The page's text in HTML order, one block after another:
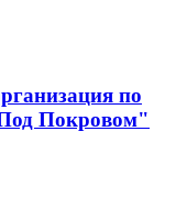
по
Покровом"